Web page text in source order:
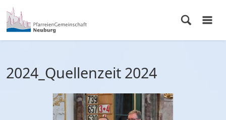
2024_Quellenzeit 2024